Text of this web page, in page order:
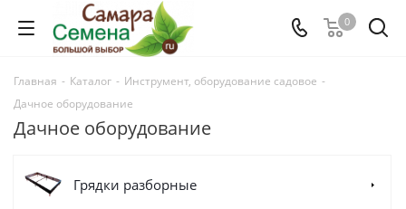
0
Главная - Каталог - Инструмент, оборудование садовое -
Дачное оборудование
Дачное оборудование
Грядки разборные